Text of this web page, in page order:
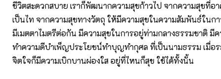
ชีวิตสะดวกสบาย เราก็พัฒนากความสุขก้าวไป จากความสุขที่อ
เป็นไท จากความสุขทางวัตถุ ให้มีความสุขในความสัมพันธ์ในก
มีเมตตาไมตรีต่อกัน มีความสุขในการอยู่ท่ามกลางธรรมชาติ มี
ทำความดีบำเพ็ญประโยชน์ทำบุญทำกุศล ที่เป็นนามธรรม เมื่อร
จิตใจก็มีความเบิกบานผ่องใส อยู่ที่ไหนก็สุข ใช้ได้ทั้งนั้น